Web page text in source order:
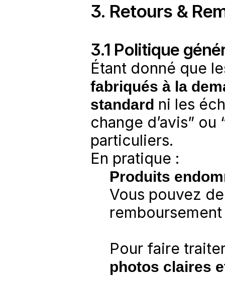
3. Retours &
3.1 Politique
Étant donné que
fabriqués à la
standard ni les
change d’avis”
particuliers.
En pratique :
Produits
Vous pouvez
photos claires